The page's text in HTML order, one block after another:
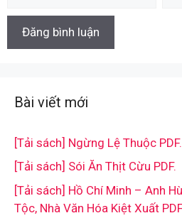
Bài viết mới
[Tải sách] Ngừng Lệ Thuộc PDF.
[Tải sách] Sói Ăn Thịt Cừu PDF.
[Tải sách] Hồ Chí Minh – Anh
Tộc, Nhà Văn Hóa Kiệt Xuất